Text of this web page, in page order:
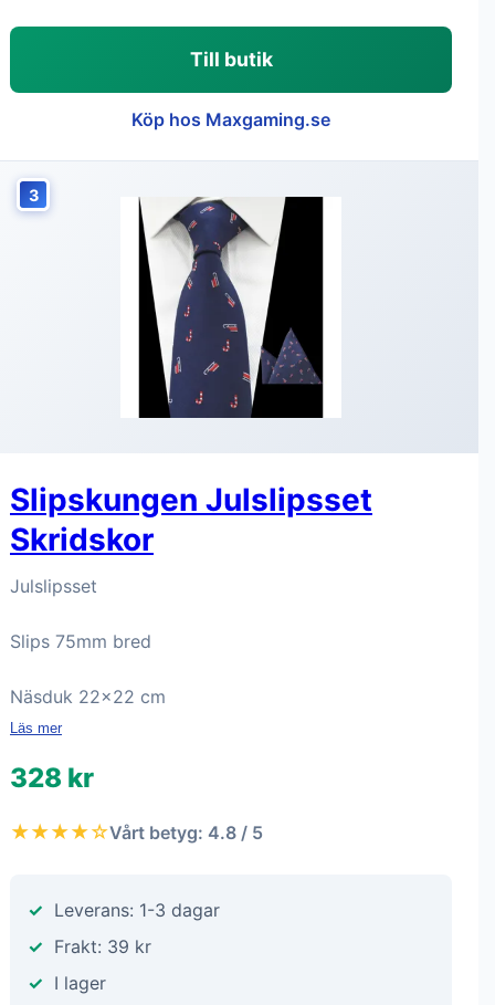
Till butik
Köp hos Maxgaming.se
3
Slipskungen Julslipsset
Skridskor
Julslipsset
Slips 75mm bred
Näsduk 22x22 cm
Läs mer
328 kr
★★★★☆Vårt betyg: 4.8 / 5
Leverans: 1-3 dagar
Frakt: 39 kr
I lager